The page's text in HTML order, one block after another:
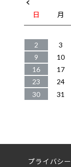
日
月
2
3
9
10
16
17
23
24
30
31
プライバシ